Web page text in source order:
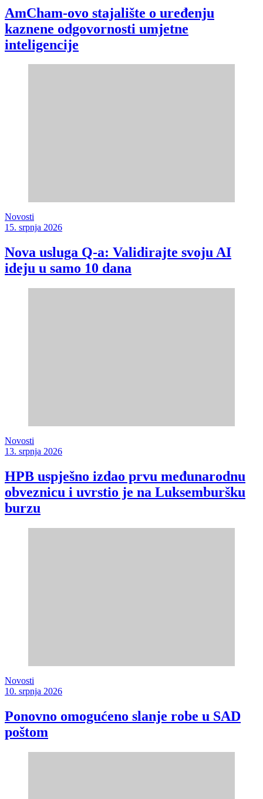
AmCham-ovo stajalište o uređenju
kaznene odgovornosti umjetne
inteligencije
Novosti
15. srpnja 2026
Nova usluga Q-a: Validirajte svoju AI
ideju u samo 10 dana
Novosti
13. srpnja 2026
HPB uspješno izdao prvu međunarodnu
obveznicu i uvrstio je na Luksemburšku
burzu
Novosti
10. srpnja 2026
Ponovno omogućeno slanje robe u SAD
poštom